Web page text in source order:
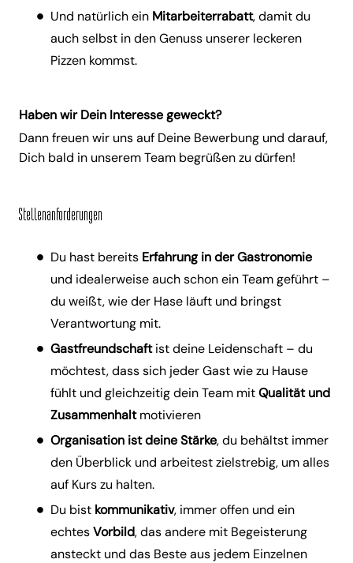
Und natürlich ein Mitarbeiterrabatt, damit du
auch selbst in den Genuss unserer leckeren
Pizzen kommst.
Haben wir Dein Interesse geweckt?
Dann freuen wir uns auf Deine Bewerbung und darauf,
Dich bald in unserem Team begrüßen zu dürfen!
Stellenanforderungen
Du hast bereits Erfahrung in der Gastronomie
und idealerweise auch schon ein Team geführt –
du weißt, wie der Hase läuft und bringst
Verantwortung mit.
Gastfreundschaftist deine Leidenschaft – du
möchtest, dass sich jeder Gast wie zu Hause
fühlt und gleichzeitig dein Team mitQualität und
Zusammenhaltmotivieren
Organisation ist deine Stärke, du behältst immer
den Überblick und arbeitest zielstrebig, um alles
auf Kurs zu halten.
Du bist kommunikativ, immer offen und ein
echtesVorbild, das andere mit Begeisterung
ansteckt und das Beste aus jedem Einzelnen